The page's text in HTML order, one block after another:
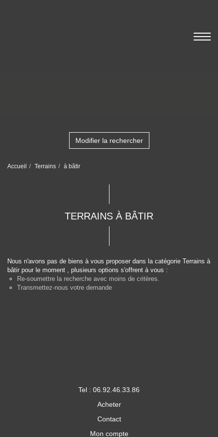
Modifier la rechercher
Accueil Terrains à bâtir
TERRAINS À BÂTIR
Nous n'avons pas de biens à vous proposer dans la catégorie Terrains à
bâtir pour le moment , plusieurs options s'offrent à vous :
Re-soumettre la recherche avec moins de critères.
Transmettez-nous votre demande
Tel : 06.92.46.33.86
Acheter
Contact
Mon compte